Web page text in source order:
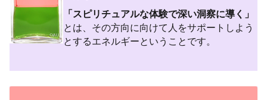
「スピリチュアルな体験で深い洞察に導く」
とは、その方向に向けて人をサポートしよう
とするエネルギーということです。